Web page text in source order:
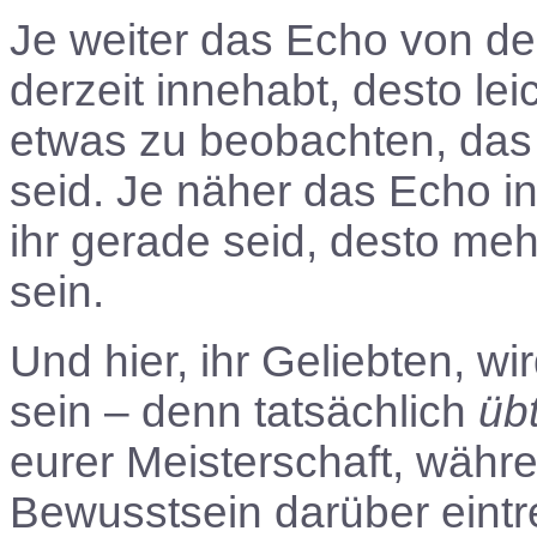
Je weiter das Echo von
derzeit innehabt, desto
etwas zu beobachten,
seid. Je näher das Echo
ihr gerade seid, desto
sein.
Und hier, ihr Geliebten,
sein – denn tatsächlich
eurer Meisterschaft,
Bewusstsein darüber